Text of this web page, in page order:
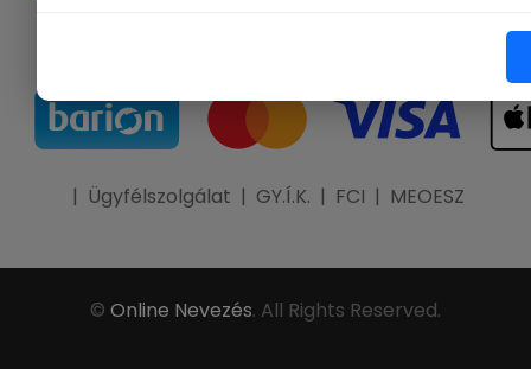
| Ügyfélszolgálat | GY.Í.K. | FCI | MEOESZ
© Online Nevezés. All Rights Reserved.